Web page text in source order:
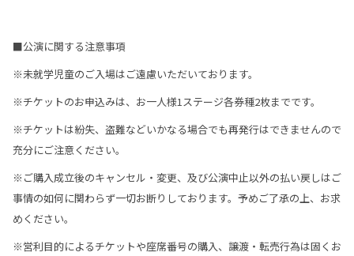
■公演に関する注意事項
※未就学児童のご入場はご遠慮いただいております。
※チケットのお申込みは、お一人様1ステージ各券種2枚までです。
※チケットは紛失、盗難などいかなる場合でも再発行はできませんので
充分にご注意ください。
※ご購入成立後のキャンセル・変更、及び公演中止以外の払い戻しはご
事情の如何に関わらず一切お断りしております。予めご了承の上、お求
めください。
※営利目的によるチケットや座席番号の購入、譲渡・転売行為は固くお